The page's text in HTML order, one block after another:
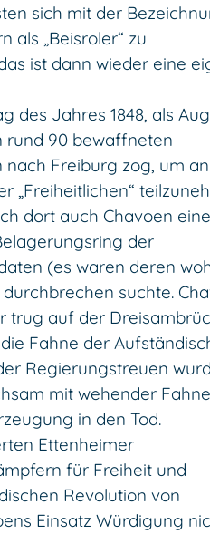
sich mit der
als „Beisroler“ zu
ist dann wieder eine
des Jahres 1848, als
rund 90 bewaffneten
Freiburg zog, um
„Freiheitlichen“
dort auch Chavoen
der
(es waren deren
suchte.
trug auf der
Fahne der
Regierungstreuen
mit wehender Fahne
in den Tod.
Ettenheimer
für Freiheit und
Revolution von
Einsatz Würdigung